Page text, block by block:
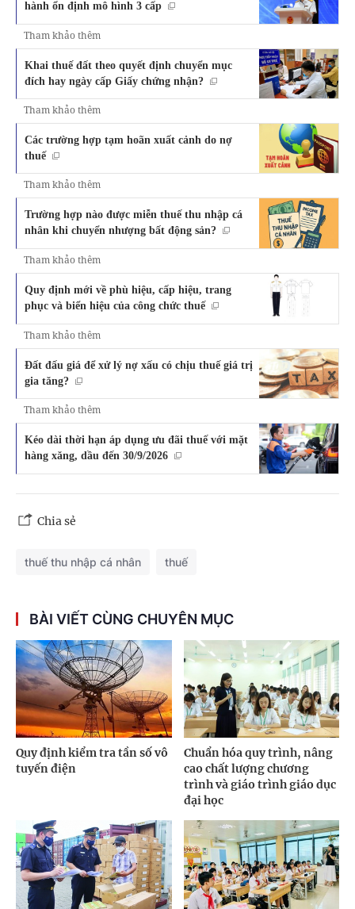
hành ổn định mô hình 3 cấp
Tham khảo thêm
Khai thuế đất theo quyết định chuyển mục
đích hay ngày cấp Giấy chứng nhận?
Tham khảo thêm
Các trường hợp tạm hoãn xuất cảnh do nợ
thuế
Tham khảo thêm
Trường hợp nào được miễn thuế thu nhập cá
nhân khi chuyển nhượng bất động sản?
Tham khảo thêm
Quy định mới về phù hiệu, cấp hiệu, trang
phục và biển hiệu của công chức thuế
Tham khảo thêm
Đất đấu giá để xử lý nợ xấu có chịu thuế giá trị
gia tăng?
Tham khảo thêm
Kéo dài thời hạn áp dụng ưu đãi thuế với mặt
hàng xăng, dầu đến 30/9/2026
Chia sẻ
thuế thu nhập cá nhân thuế
BÀI VIẾT CÙNG CHUYÊN MỤC
Quy định kiểm tra tần số vô
tuyến điện
Chuẩn hóa quy trình, nâng
cao chất lượng chương
trình và giáo trình giáo dục
đại học